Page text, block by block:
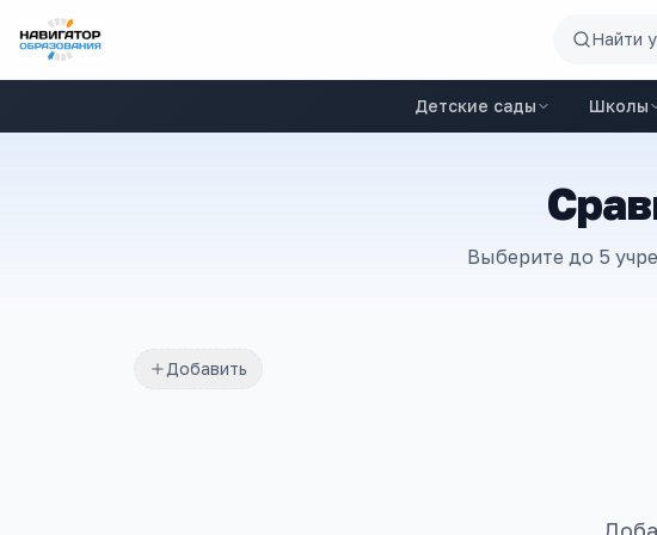
Найти
Детские сады Школы
Выберите до 5
Добавить